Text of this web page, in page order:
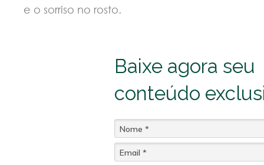
e o sorriso no rosto.
Baixe agora seu
conteúdo